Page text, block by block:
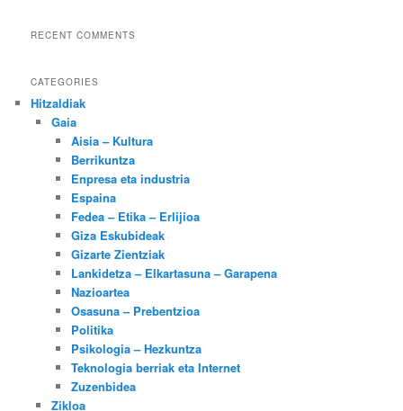
RECENT COMMENTS
CATEGORIES
Hitzaldiak
Gaia
Aisia – Kultura
Berrikuntza
Enpresa eta industria
Espaina
Fedea – Etika – Erlijioa
Giza Eskubideak
Gizarte Zientziak
Lankidetza – Elkartasuna – Garapena
Nazioartea
Osasuna – Prebentzioa
Politika
Psikologia – Hezkuntza
Teknologia berriak eta Internet
Zuzenbidea
Zikloa